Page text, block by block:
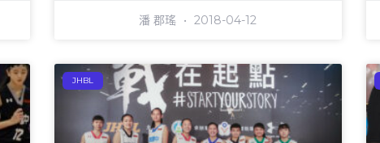
潘 郡瑤 2018-04-12
JHBL